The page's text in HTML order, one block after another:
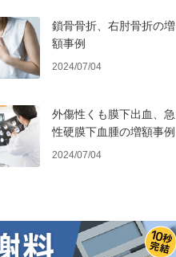
鎖骨骨折、右肘骨折の増
額事例
2024/07/04
外傷性くも膜下出血、急
性硬膜下血腫の増額事例
2024/07/04